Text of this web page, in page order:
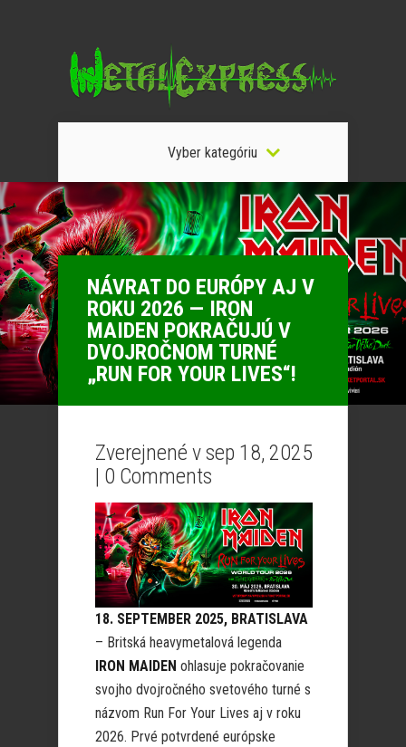
Vyber kategóriu
NÁVRAT DO EURÓPY AJ V
ROKU 2026 — IRON
MAIDEN POKRAČUJÚ V
DVOJROČNOM TURNÉ
„RUN FOR YOUR LIVES“!
Zverejnené v sep 18, 2025
| 0 Comments
18. SEPTEMBER 2025, BRATISLAVA
– Britská heavymetalová legenda
IRON MAIDEN ohlasuje pokračovanie
svojho dvojročného svetového turné s
názvom Run For Your Lives aj v roku
2026. Prvé potvrdené európske